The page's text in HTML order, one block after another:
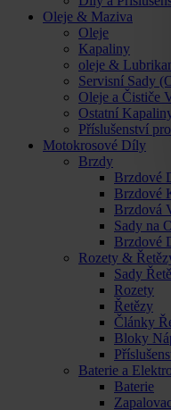
Oleje & Maziva
Oleje
Kapaliny
oleje &
Servisní Sady
Oleje a Čističe
Ostatní
Příslušenství
Motokrosové Díly
Brzdy
Brzdové
Brzdové
Brzdová
Sady na
Brzdové
Rozety &
Sady
Rozety
Řetězy
Články
Bloky
Baterie a
Baterie